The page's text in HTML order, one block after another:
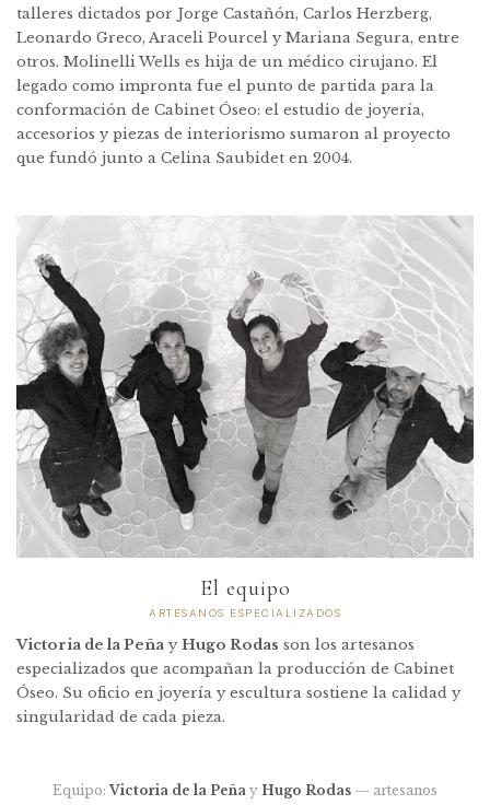
talleres dictados por Jorge Castañón, Carlos Herzberg,
Leonardo Greco, Araceli Pourcel y Mariana Segura, entre
otros. Molinelli Wells es hija de un médico cirujano. El
legado como impronta fue el punto de partida para la
conformación de Cabinet Óseo: el estudio de joyería,
accesorios y piezas de interiorismo sumaron al proyecto
que fundó junto a Celina Saubidet en 2004.
El equipo
ARTESANOS ESPECIALIZADOS
Victoria de la Peña y Hugo Rodas son los artesanos
especializados que acompañan la producción de Cabinet
Óseo. Su oficio en joyería y escultura sostiene la calidad y
singularidad de cada pieza.
Equipo:Victoria de la Peña y Hugo Rodas — artesanos